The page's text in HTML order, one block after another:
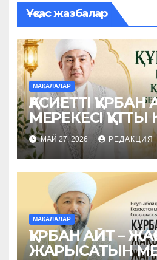
Ұқсас жазбалар
МАҚАЛАЛАР
ҚАСИЕТТІ ҚҰРБАН
МЕРЕКЕСІ
БЕРЕКЕЛІ
МАЙ 27, 2026 РЕДАКЦИЯ
МАҚАЛАЛАР
ҚҰРБАН АЙТ –
ЖАРЫСАТЫН